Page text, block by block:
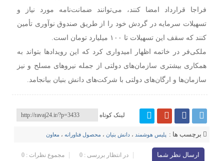
فراجا قرارداد امضا کنند، می‌توانند ضمانت‌نامه مورد نیاز و
تسهیلات سرمایه در گردش خود را از طریق صندوق نوآوری تأمین
کنند که سقف این تسهیلات تا ۱۰۰ میلیارد تومان است.
ملکی‌فر در خاتمه اظهار امیدواری کرد که این رویدادها بتواند به
همکاری بیشتری سازمان‌های دولتی از جمله نیروهای مسلح و نیز
سازمان‌ها و ارگان‌های دولتی با شرکت‌های دانش بنیان بیانجامد.
لینک کوتاه
برچسب ها : پلیس هوشمند ،دانش بنیان ، محصول فناورانه ، معاون
ارسال نظر شما مجموع نظرات : 0 در انتظار بررسی : 0